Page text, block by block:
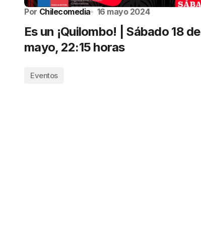
Por Chilecomedia 16 mayo 2024
Es un ¡Quilombo! | Sábado 18 de
mayo, 22:15 horas
Eventos